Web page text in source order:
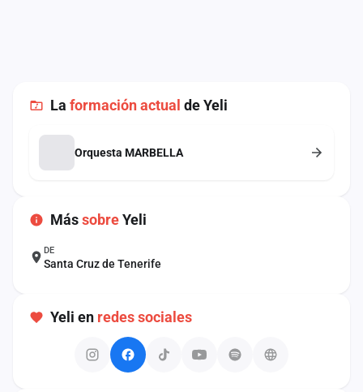
La formación actual de Yeli
Orquesta MARBELLA
MássobreYeli
DE
Santa Cruz de Tenerife
Yeli en redes sociales